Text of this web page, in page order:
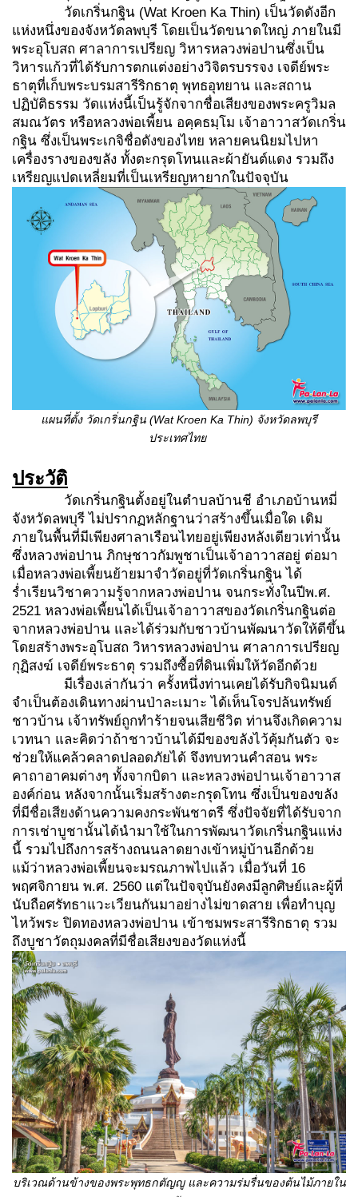
วัดเกริ่นกฐิน (Wat Kroen Ka Thin) เป็นวัดดังอีก
แห่งหนึ่งของจังหวัดลพบุรี โดยเป็นวัดขนาดใหญ่ ภายในมี
พระอุโบสถ ศาลาการเปรียญ วิหารหลวงพ่อปานซึ่งเป็น
วิหารแก้วที่ได้รับการตกแต่งอย่างวิจิตรบรรจง เจดีย์พระ
ธาตุที่เก็บพระบรมสารีริกธาตุ พุทธอุทยาน และสถาน
ปฏิบัติธรรม วัดแห่งนี้เป็นรู้จักจากชื่อเสียงของพระครูวิมล
สมณวัตร หรือหลวงพ่อเพี้ยน อคฺคธมฺโม เจ้าอาวาสวัดเกริ่น
กฐิน ซึ่งเป็นพระเกจิชื่อดังของไทย หลายคนนิยมไปหา
เครื่องรางของขลัง ทั้งตะกรุดโทนและผ้ายันต์แดง รวมถึง
เหรียญแปดเหลี่ยมที่เป็นเหรียญหายากในปัจจุบัน
แผนที่ตั้ง วัดเกริ่นกฐิน (Wat Kroen Ka Thin) จังหวัดลพบุรี
ประเทศไทย
ประวัติ
วัดเกริ่นกฐินตั้งอยู่ในตำบลบ้านชี อำเภอบ้านหมี่
จังหวัดลพบุรี ไม่ปรากฏหลักฐานว่าสร้างขึ้นเมื่อใด เดิม
ภายในพื้นที่มีเพียงศาลาเรือนไทยอยู่เพียงหลังเดียวเท่านั้น
ซึ่งหลวงพ่อปาน ภิกษุชาวกัมพูชาเป็นเจ้าอาวาสอยู่ ต่อมา
เมื่อหลวงพ่อเพี้ยนย้ายมาจำวัดอยู่ที่วัดเกริ่นกฐิน ได้
ร่ำเรียนวิชาความรู้จากหลวงพ่อปาน จนกระทั่งในปีพ.ศ.
2521 หลวงพ่อเพี้ยนได้เป็นเจ้าอาวาสของวัดเกริ่นกฐินต่อ
จากหลวงพ่อปาน และได้ร่วมกับชาวบ้านพัฒนาวัดให้ดีขึ้น
โดยสร้างพระอุโบสถ วิหารหลวงพ่อปาน ศาลาการเปรียญ
กุฏิสงฆ์ เจดีย์พระธาตุ รวมถึงซื้อที่ดินเพิ่มให้วัดอีกด้วย
มีเรื่องเล่ากันว่า ครั้งหนึ่งท่านเคยได้รับกิจนิมนต์
จำเป็นต้องเดินทางผ่านป่าละเมาะ ได้เห็นโจรปล้นทรัพย์
ชาวบ้าน เจ้าทรัพย์ถูกทำร้ายจนเสียชีวิต ท่านจึงเกิดความ
เวทนา และคิดว่าถ้าชาวบ้านได้มีของขลังไว้คุ้มกันตัว จะ
ช่วยให้แคล้วคลาดปลอดภัยได้ จึงทบทวนคำสอน พระ
คาถาอาคมต่างๆ ทั้งจากบิดา และหลวงพ่อปานเจ้าอาวาส
องค์ก่อน หลังจากนั้นเริ่มสร้างตะกรุดโทน ซึ่งเป็นของขลัง
ที่มีชื่อเสียงด้านความคงกระพันชาตรี ซึ่งปัจจัยที่ได้รับจาก
การเช่าบูชานั้นได้นำมาใช้ในการพัฒนาวัดเกริ่นกฐินแห่ง
นี้ รวมไปถึงการสร้างถนนลาดยางเข้าหมู่บ้านอีกด้วย
แม้ว่าหลวงพ่อเพี้ยนจะมรณภาพไปแล้ว เมื่อวันที่ 16
พฤศจิกายน พ.ศ. 2560 แต่ในปัจจุบันยังคงมีลูกศิษย์และผู้ที่
นับถือศรัทธาแวะเวียนกันมาอย่างไม่ขาดสาย เพื่อทำบุญ
ไหว้พระ ปิดทองหลวงพ่อปาน เข้าชมพระสารีริกธาตุ รวม
ถึงบูชาวัตถุมงคลที่มีชื่อเสียงของวัดแห่งนี้
บริเวณด้านข้างของพระพุทธกตัญญู และความร่มรื่นของต้นไม้ภายใน